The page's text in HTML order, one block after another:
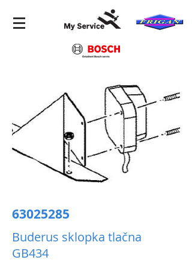
63025285
Buderus sklopka tlačna
GB434